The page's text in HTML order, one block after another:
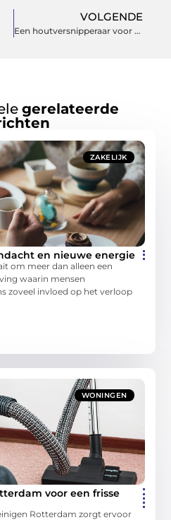
VOLGENDE
Een houtversnipperaar voor composteren van snoeiafval
gerelateerde
ZAKELIJK
en nieuwe energie
om meer dan alleen een
waarin mensen
zoveel invloed op het verloop
WONINGEN
voor een frisse
Rotterdam zorgt ervoor